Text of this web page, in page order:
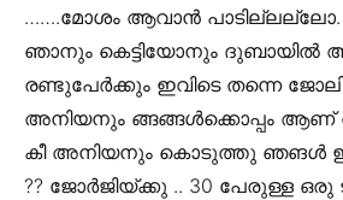
…….മോശം ആവാൻ പാടില്ലല്ലോ.
ഞാനും കെട്ടിയോനും ദുബായിൽ
രണ്ടുപേർക്കും ഇവിടെ തന്നെ
അനിയനും ങ്ങങ്ങൾക്കൊപ്പം ആണ്
കീ അനിയനും കൊടുത്തു ഞങൾ
?? ജോർജിയ്ക്കു .. 30 പേരുള്ള ഒരു